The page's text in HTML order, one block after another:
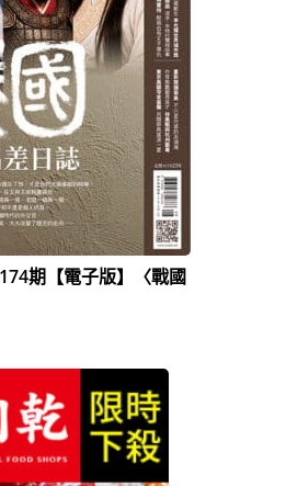
期【電子版】〈戰國